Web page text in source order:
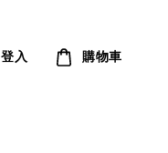
登入 購物車